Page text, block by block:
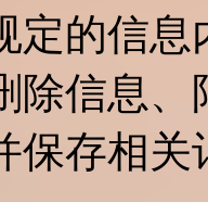
定的信息
除信息、
保存相关